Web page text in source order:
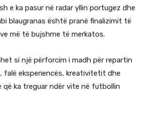
e ka pasur në radar yllin portugez dhe
blaugranas është pranë finalizimit të
më të bujshme të merkatos.
si një përforcim i madh për repartin
falë eksperiencës, kreativitetit dhe
që ka treguar ndër vite në futbollin